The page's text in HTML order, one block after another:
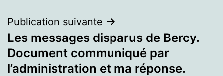
Publication suivante
Les messages disparus de Bercy.
Document communiqué par
l’administration et ma réponse.